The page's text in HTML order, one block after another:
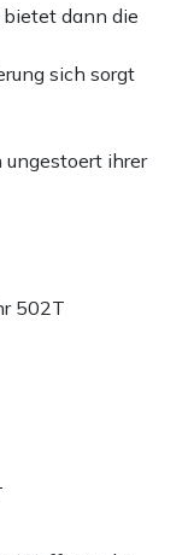
dann die
sich sorgt
ihrer
502T